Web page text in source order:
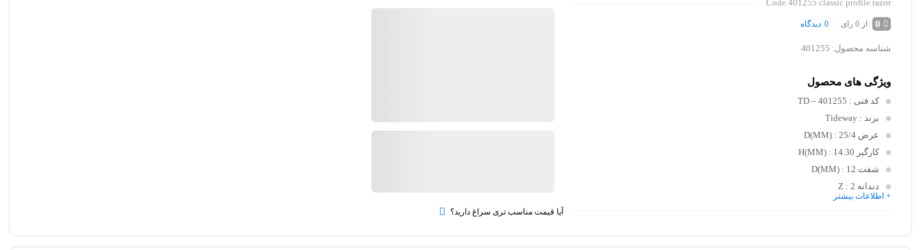
Code 401255 classic profile razor
0 از 0 رای 0 دیدگاه
شناسه محصول: 401255
ویژگی های محصول
کد فنی : TD – 401255
برند : Tideway
عرض D(MM): 25/4
کارگیر H(MM) : 14.30
شفت D(MM) : 12
دندانه Z : 2
+ اطلاعات بیشتر
2,110,000
آیا قیمت مناسب تری سراغ دارید؟